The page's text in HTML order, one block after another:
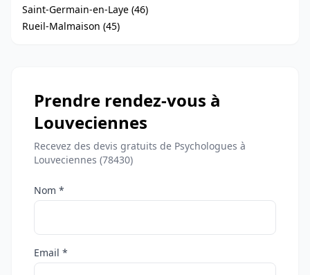
Saint-Germain-en-Laye (46)
Rueil-Malmaison (45)
Prendre rendez-vous à
Louveciennes
Recevez des devis gratuits de Psychologues à
Louveciennes (78430)
Nom *
Email *